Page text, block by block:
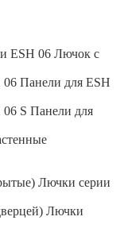
Лючок с
Панели для ESH
Панели для
Лючки серии
Лючки